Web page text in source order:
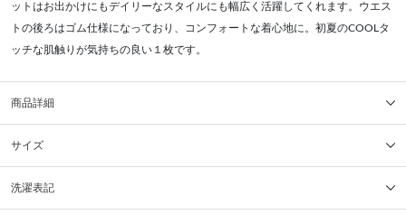
ットはお出かけにもデイリーなスタイルにも幅広く活躍してくれます。ウエス
トの後ろはゴム仕様になっており、コンフォートな着心地に。初夏のCOOLタ
ッチな肌触りが気持ちの良い１枚です。
商品詳細
サイズ
洗濯表記